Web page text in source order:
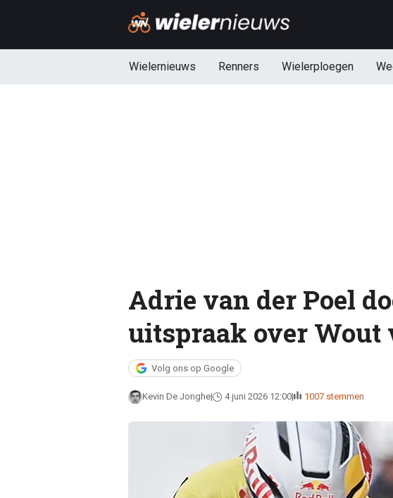
Wielernieuws Renners Wielerploegen
Adrie van der Poel
uitspraak over Wout
Volg ons op Google
Kevin De Jonghe 4 juni 2026 12:00 1007 stemmen